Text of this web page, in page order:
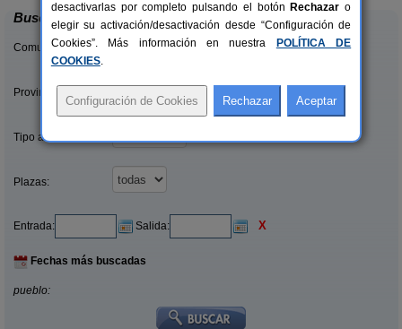
Buscar
Comunidades:
Provincias/Islas:
Tipo alquiler:
Plazas:
Entrada: Salida: X
Fechas más buscadas
pueblo:
desactivarlas por completo pulsando el botón Rechazar o
elegir su activación/desactivación desde “Configuración de
Cookies”. Más información en nuestra
POLÍTICA DE
COOKIES.